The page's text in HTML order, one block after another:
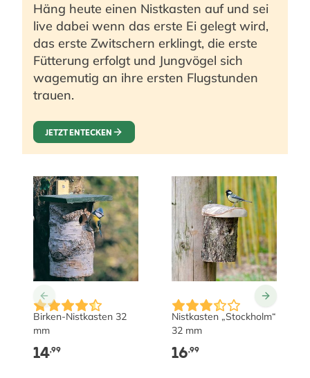
Häng heute einen Nistkasten auf und sei
live dabei wenn das erste Ei gelegt wird,
das erste Zwitschern erklingt, die erste
Fütterung erfolgt und Jungvögel sich
wagemutig an ihre ersten Flugstunden
trauen.
JETZT ENTECKEN
Birken-Nistkasten 32
mm
14,99
Nistkasten „Stockholm“
32 mm
16,99